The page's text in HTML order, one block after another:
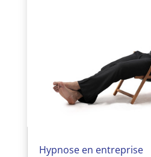
Hypnose en entreprise